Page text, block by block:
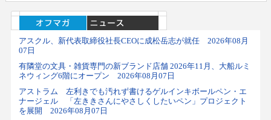
アスクル、新代表取締役社長CEOに成松岳志が就任 2026年08月
07日
有隣堂の文具・雑貨専門の新ブランド店舗 2026年11月、大船ルミ
ネウィング6階にオープン 2026年08月07日
アストラム 左利きでも汚れず書けるゲルインキボールペン・エ
ナージェル 「左ききさんにやさしくしたいペン」プロジェクト
を展開 2026年08月07日